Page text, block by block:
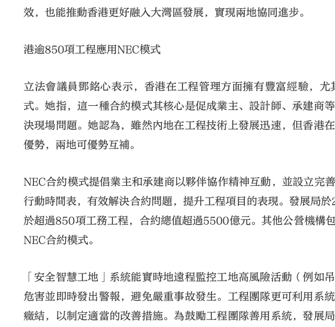
效，也能推動香港更好融入大灣區發展，實現兩地協同進步。
港逾850項工程應用NEC模式
立法會議員鄧銘心表示，香港在工程管理方面擁有豐富經驗，
式。她指，這一種合約模式其核心是促成業主、設計師、承建商
決現場問題。她認為，雖然內地在工程技術上發展迅速，但香港
優勢，兩地可優勢互補。
NEC合約模式提倡業主和承建商以夥伴協作精神互動，並設立完
行動時間表，有效解決合約問題，提升工程項目的表現。發展局
於超過850項工務工程，合約總值超過5500億元。其他公營機構
NEC合約模式。
「安全智慧工地」系統能實時地遠程監控工地高風險活動（例如
危害並即時發出警報，避免嚴重事故發生。工程團隊更可利用系
癥結，以制定適當的改善措施。為鼓勵工程團隊善用系統，發展